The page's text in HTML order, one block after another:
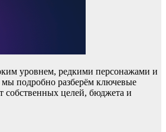
уровнем, редкими персонажами и
мы подробно разберём ключевые
собственных целей, бюджета и